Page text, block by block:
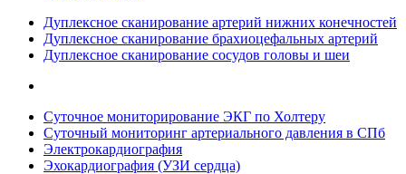
Дуплексное сканирование артерий нижних конечностей
Дуплексное сканирование брахиоцефальных артерий
Дуплексное сканирование сосудов головы и шеи
Суточное мониторирование ЭКГ по Холтеру
Суточный мониторинг артериального давления в СПб
Электрокардиография
Эхокардиография (УЗИ сердца)